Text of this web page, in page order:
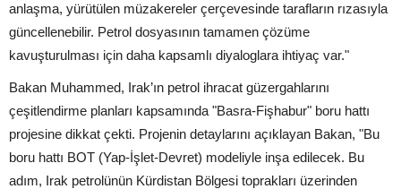
anlaşma, yürütülen müzakereler çerçevesinde tarafların rızasıyla
güncellenebilir. Petrol dosyasının tamamen çözüme
kavuşturulması için daha kapsamlı diyaloglara ihtiyaç var."
Bakan Muhammed, Irak’ın petrol ihracat güzergahlarını
çeşitlendirme planları kapsamında "Basra-Fişhabur" boru hattı
projesine dikkat çekti. Projenin detaylarını açıklayan Bakan, "Bu
boru hattı BOT (Yap-İşlet-Devret) modeliyle inşa edilecek. Bu
adım, Irak petrolünün Kürdistan Bölgesi toprakları üzerinden